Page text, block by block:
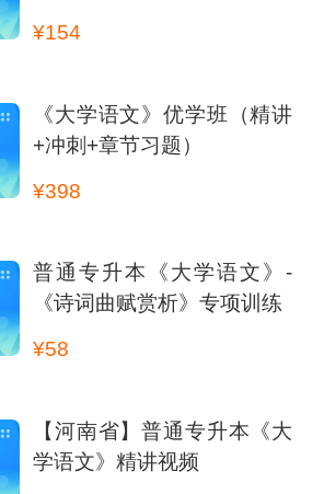
¥154
《大学语文》优学班（精讲
+冲刺+章节习题）
¥398
普通专升本《大学语文》-
《诗词曲赋赏析》专项训练
¥58
【河南省】普通专升本《大
学语文》精讲视频